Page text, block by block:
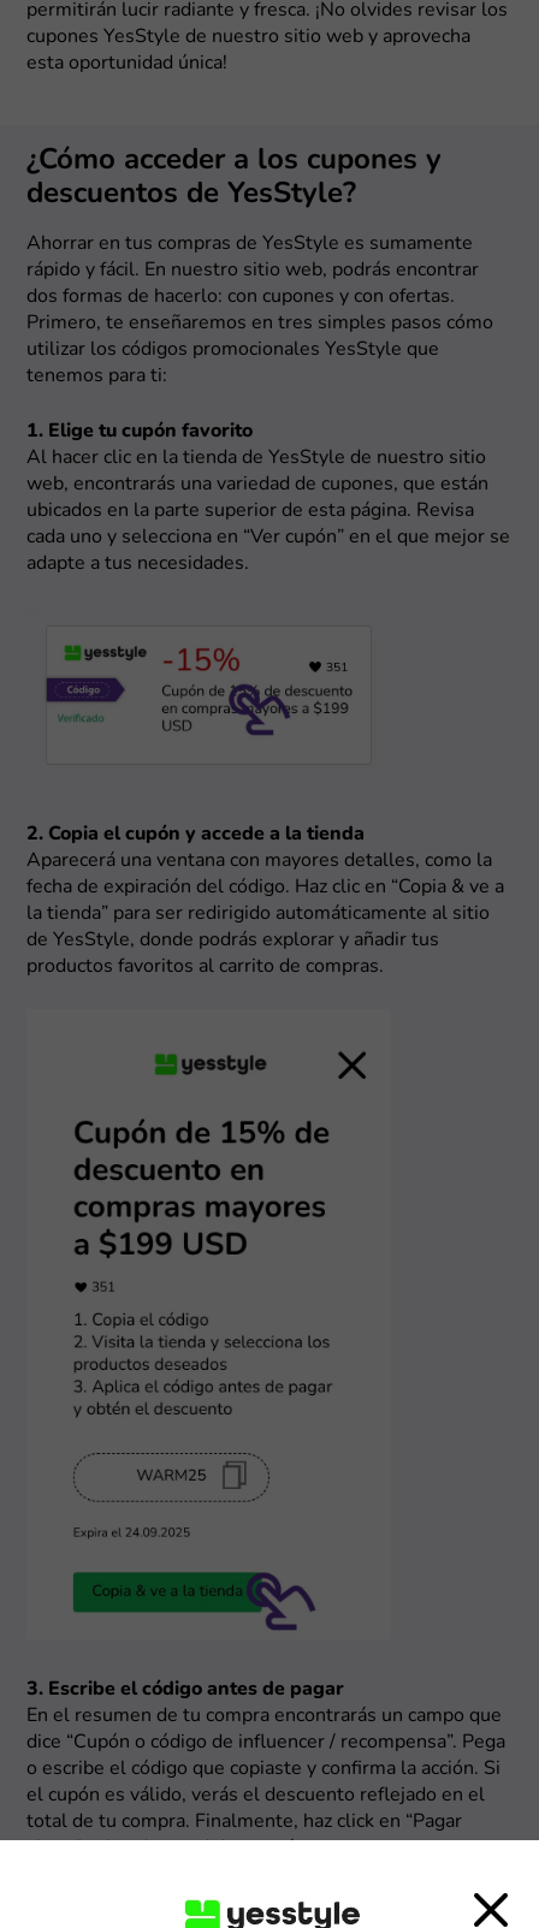
permitirán lucir radiante y fresca. ¡No olvides revisar los
cupones YesStyle de nuestro sitio web y aprovecha
esta oportunidad única!
¿Cómo acceder a los cupones y
descuentos de YesStyle?
Ahorrar en tus compras de YesStyle es sumamente
rápido y fácil. En nuestro sitio web, podrás encontrar
dos formas de hacerlo: con cupones y con ofertas.
Primero, te enseñaremos en tres simples pasos cómo
utilizar los códigos promocionales YesStyle que
tenemos para ti:
1. Elige tu cupón favorito
Al hacer clic en la tienda de YesStyle de nuestro sitio
web, encontrarás una variedad de cupones, que están
ubicados en la parte superior de esta página. Revisa
cada uno y selecciona en “Ver cupón” en el que mejor se
adapte a tus necesidades.
2. Copia el cupón y accede a la tienda
Aparecerá una ventana con mayores detalles, como la
fecha de expiración del código. Haz clic en “Copia & ve a
la tienda” para ser redirigido automáticamente al sitio
de YesStyle, donde podrás explorar y añadir tus
productos favoritos al carrito de compras.
3. Escribe el código antes de pagar
En el resumen de tu compra encontrarás un campo que
dice “Cupón o código de influencer / recompensa”. Pega
o escribe el código que copiaste y confirma la acción. Si
el cupón es válido, verás el descuento reflejado en el
total de tu compra. Finalmente, haz click en “Pagar